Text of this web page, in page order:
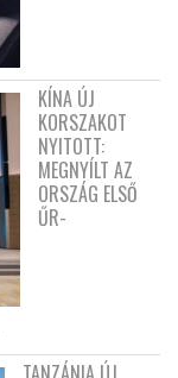
KÍNA ÚJ
KORSZAKOT
NYITOTT:
MEGNYÍLT AZ
ORSZÁG ELSŐ
ŰR-